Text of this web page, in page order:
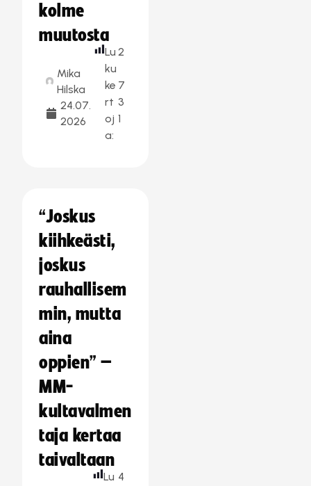
kolme
muutosta
Mika
Hilska
24.07.
2026
Lu
ku
ke
rt
oj
a:
2
7
3
1
“Joskus
kiihkeästi,
joskus
rauhallisem
min, mutta
aina
oppien” –
MM-
kultavalmen
taja kertaa
taivaltaan
Lu 4